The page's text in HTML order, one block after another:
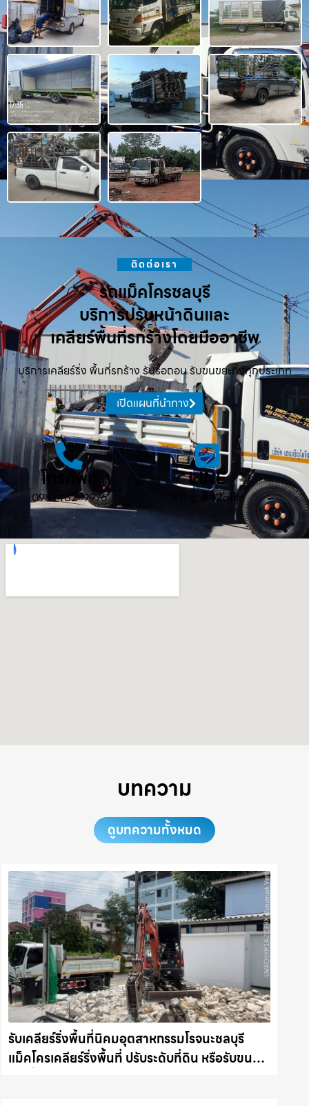
ติดต่อเรา
รถแม็คโครชลบุรี
บริการปรับหน้าดินและ
เคลียร์พื้นที่รกร้างโดยมืออาชีพ
บริการเคลียร์ริ่ง พื้นที่รกร้าง รับรื้อถอน รับขนขยะทิ้งทุกประเภท
เปิดแผนที่นำทาง
โทรศัพท์
098-482-9976
LINE
ID : @642qjflr
บทความ
ดูบทความทั้งหมด
รับเคลียร์ริ่งพื้นที่นิคมอุตสาหกรรมโรจนะชลบุรี
แม็คโครเคลียร์ริ่งพื้นที่ ปรับระดับที่ดิน หรือรับขน